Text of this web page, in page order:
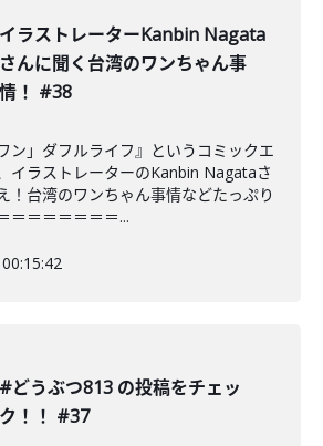
イラストレーターKanbin Nagata
さんに聞く台湾のワンちゃん事
情！ #38
ン」ダフルライフ』というコミックエ
イラストレーターのKanbin Nagataさ
！台湾のワンちゃん事情などたっぷり
＝＝＝＝＝＝＝...
00:15:42
#どうぶつ813 の投稿をチェッ
ク！！ #37